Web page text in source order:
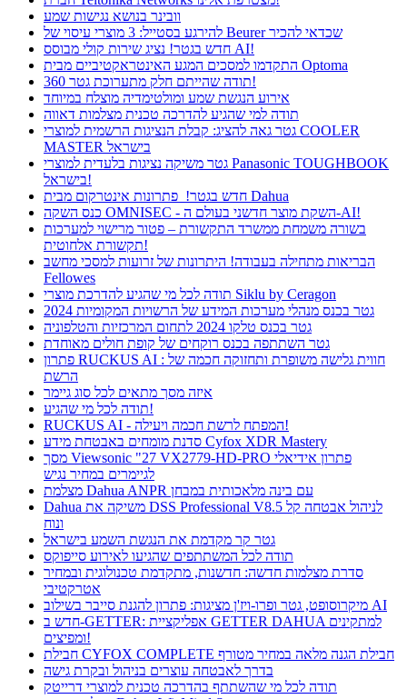
וובינר בנושא נגישות שמע
להירגע בסטייל: 3 מוצרי עיסוי של Beurer שכדאי להכיר
חדש בגטר! נציג שירות קולי מבוסס AI!
התקדמו למסכים המגע האינטראקטיביים מבית Optoma
תודה שהייתם חלק מתערוכת גטר 360!
אירוע הנגשת שמע ומולטימדיה מוצלח במיוחד
תודה למי שהגיע להדרכה טכנית מצלמות דאווה
גטר גאה להציג: קבלת הנציגות הרשמית למוצרי COOLER
MASTER בישראל
גטר משיקה נציגות בלעדית למוצרי Panasonic TOUGHBOOK
בישראל!
חדש בגטר! פתרונות אינטרקום מבית Dahua
כנס השקה OMNISEC - השקת מוצר חדשני בעולם ה-AI!
בשורה משמחת ממשרד התקשורת – פטור מרישוי למערכות
תקשורת אלחוטית!
הבריאות מתחילה בעבודה! היתרונות של זרועות למסכי מחשב
Fellowes
תודה לכל מי שהגיע להדרכת מוצרי Siklu by Ceragon
גטר בכנס מנהלי מערכות המידע של הרשויות המקומיות 2024
גטר בכנס טלקו 2024 לתחום המרכזיות והטלפוניה
גטר השתתפה בכנס רוקחים של קופת חולים מאוחדת
פתרון RUCKUS AI : חווית גלישה משופרת ותחזוקה חכמה של
הרשת
איזה מסך מתאים לכל סוג גיימר
תודה לכל מי שהגיע!
RUCKUS AI - המפתח לרשת חכמה ויעילה!
סדנת מומחים באבטחת מידע Cyfox XDR Mastery
מסך Viewsonic "27 VX2779-HD-PRO פתרון אידיאלי
לגיימרים במחיר נגיש
מצלמת Dahua ANPR עם בינה מלאכותית במבחן
Dahua משיקה את DSS Professional V8.5 לניהול אבטחה קל
ונוח
גטר קר מקדמת את הנגשת השמע בישראל
תודה לכל המשתתפים שהגיעו לאירוע סייפוקס
סדרת מצלמות חדשה: חדשנות, מתקדמת טכנולוגית ובמחיר
אטרקטיבי
מיקרוסופט, גטר ופרו-ויז'ן מציגות: פתרון להגנת סייבר בשילוב AI
חדש ב-GETTER: אפליקציית GETTER DAHUA למתקינים
ומפיצים!
חבילת CYFOX COMPLETE חבילת הגנה מלאה במחיר מטורף
בדרך לאבטחה עוצרים בניהול ובקרת גישה
תודה לכל מי שהשתתף בהדרכה טכנית למוצרי דרייטק